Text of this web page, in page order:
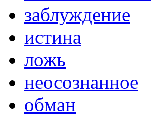
заблуждение
истина
ложь
неосознанное
обман